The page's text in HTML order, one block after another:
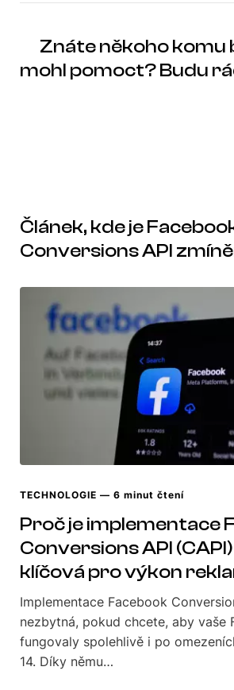
Znáte někoho komu
mohl pomoct? Budu
Článek, kde je
Conversions API
TECHNOLOGIE — 6 minut čtení
Proč je implementace
Conversions API
klíčová pro výkon
Implementace Facebook
nezbytná, pokud chcete, aby vaše
fungovaly spolehlivě i po
14. Díky němu…